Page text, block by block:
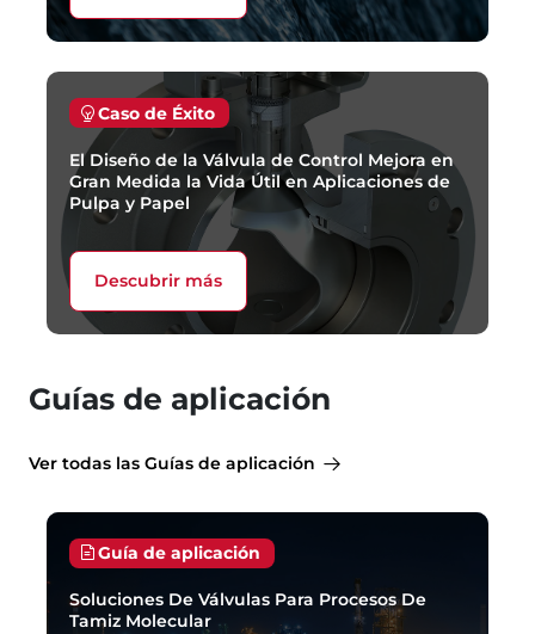
Caso de Éxito
El Diseño de la Válvula de Control Mejora en
Gran Medida la Vida Útil en Aplicaciones de
Pulpa y Papel
Descubrir más
Guías de aplicación
Ver todas las Guías de aplicación
Guía de aplicación
Soluciones De Válvulas Para Procesos De
Tamiz Molecular